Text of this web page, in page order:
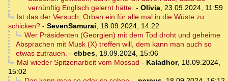
vernünftig Englisch gelernt hätte. - Olivia, 23.09.2024, 11:59
Ist das der Versuch, Orban ein für alle mal in die Wüste zu
schicken? - SevenSamurai, 18.09.2024, 14:22
Wer Präsidenten (Georgien) mit dem Tod droht und geheime
Absprachen mit Musk (X) treffen will, dem kann man auch so
etwas zutrauen. - ebbes, 18.09.2024, 15:06
Mal wieder Spitzenarbeit vom Mossad - Kaladhor, 18.09.2024,
15:02